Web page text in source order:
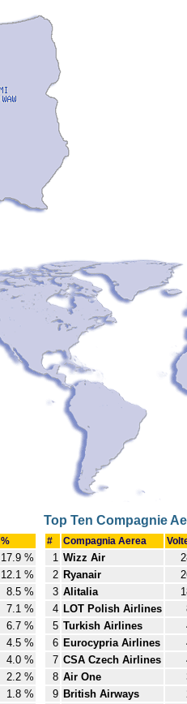
%
17.9 %
12.1 %
8.5 %
7.1 %
6.7 %
4.5 %
4.0 %
2.2 %
1.8 %
Top Ten Compagnie
# Compagnia Aerea
1 Wizz Air
2 Ryanair
3 Alitalia
4 LOT Polish Airlines
5 Turkish Airlines
6 Eurocypria Airlines
7 CSA Czech Airlines
8 Air One
9 British Airways